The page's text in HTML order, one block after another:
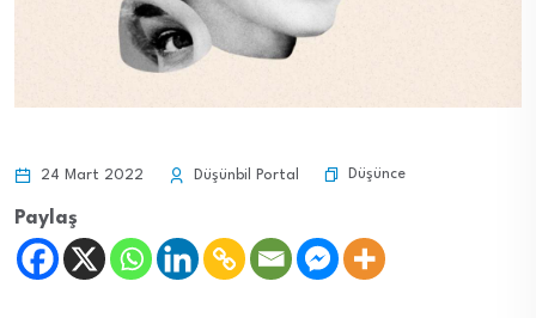
24 Mart 2022 Düşünbil Portal Düşünce
Paylaş